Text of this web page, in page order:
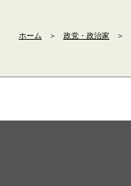
ホーム ＞ 政党・政治家 ＞